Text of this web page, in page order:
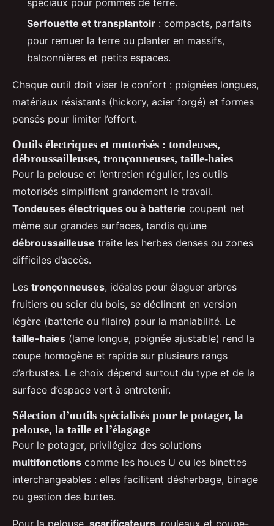
Serfouette et transplantoir : compacts, parfaits
pour remuer la terre ou planter en massifs,
balconnières et petits espaces.
Chaque outil doit viser le confort : poignées longues,
matériaux résistants (hickory, acier forgé) et formes
pensés pour limiter l’effort.
Outils électriques et motorisés : tondeuses,
débroussailleuses, tronçonneuses, taille-haies
Pour la pelouse et l’entretien régulier, les outils
motorisés simplifient grandement le travail.
Tondeuses électriques ou à batterie coupent net
même sur grandes surfaces, tandis qu’une
débroussailleuse traite les herbes denses ou zones
difficiles d’accès.
Les tronçonneuses, idéales pour élaguer arbres
fruitiers ou scier du bois, se déclinent en version
légère (batterie ou filaire) pour la maniabilité. Le
taille-haies (lame longue, poignée ajustable) rend la
coupe homogène et rapide sur plusieurs rangs
d’arbustes. Le choix dépend surtout du type et de la
surface d’espace vert à entretenir.
Sélection d’outils spécialisés pour le potager, la
pelouse, la taille et l’élagage
Pour le potager, privilégiez des solutions
multifonctions comme les houes U ou les binettes
interchangeables : elles facilitent désherbage, binage
ou gestion des buttes.